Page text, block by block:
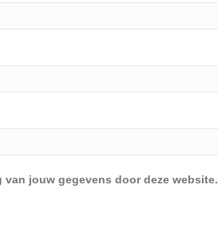
jouw gegevens door deze website.